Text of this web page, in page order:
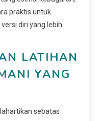
praktis untuk
diri yang lebih
LATIHAN
YANG
sebatas